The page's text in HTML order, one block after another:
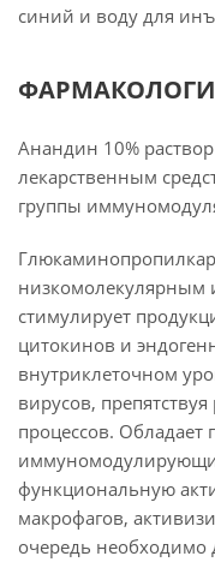
синий и воду для
Анандин 10%
лекарственным
группы
низкомолекулярным
стимулирует
цитокинов и
внутриклеточном
вирусов,
процессов.
функциональную
макрофагов,
очередь